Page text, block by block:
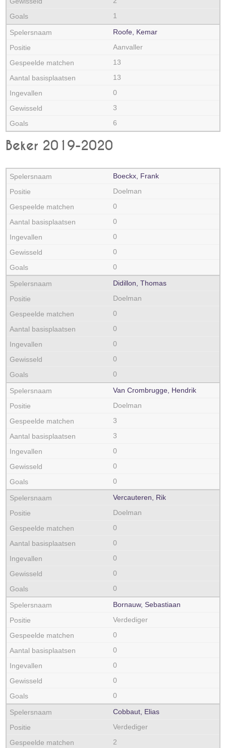
1
Roofe, Kemar
Aanvaller
13
13
0
3
6
Beker 2019-2020
Boeckx, Frank
Doelman
0
0
0
0
0
Didillon, Thomas
Doelman
0
0
0
0
0
Van Crombrugge, Hendrik
Doelman
3
3
0
0
0
Vercauteren, Rik
Doelman
0
0
0
0
0
Bornauw, Sebastiaan
Verdediger
0
0
0
0
0
Cobbaut, Elias
Verdediger
2